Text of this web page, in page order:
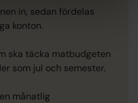
in, sedan fördelas
konton.
ska täcka matbudgeten
som jul och semester.
månatlig